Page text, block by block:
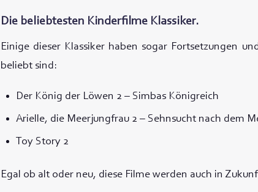
Die beliebtesten Kinderfilme Klassiker.
Einige dieser Klassiker haben sogar Fortsetzungen
beliebt sind:
Der König der Löwen 2 – Simbas Königreich
Arielle, die Meerjungfrau 2 – Sehnsucht nach dem
Toy Story 2
Egal ob alt oder neu, diese Filme werden auch in